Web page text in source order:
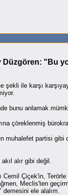
Düzgören: "Bu
şekli ile karşı
bunu anlamak
çöreklenmiş
muhalefet partisi
alır gibi değil.
Cemil Çiçek'in,
Meclis'ten
demesini ele alalım.